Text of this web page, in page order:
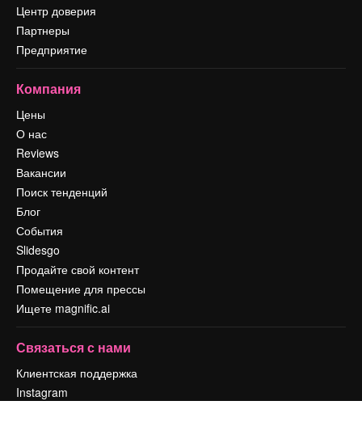
Центр доверия
Партнеры
Предприятие
Компания
Цены
О нас
Reviews
Вакансии
Поиск тенденций
Блог
События
Slidesgo
Продайте свой контент
Помещение для прессы
Ищете magnific.ai
Связаться с нами
Клиентская поддержка
Instagram